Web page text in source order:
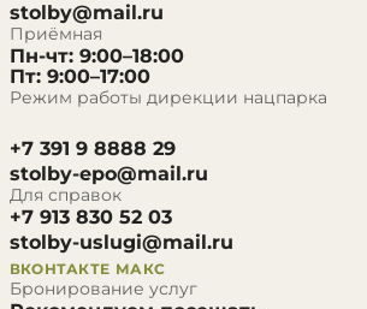
stolby@mail.ru
Приёмная
Пн-чт: 9:00–18:00
Пт: 9:00–17:00
Режим работы дирекции нацпарка
+7 391 9 8888 29
stolby-epo@mail.ru
Для справок
+7 913 830 52 03
stolby-uslugi@mail.ru
ВКОНТАКТЕ МАКС
Бронирование услуг